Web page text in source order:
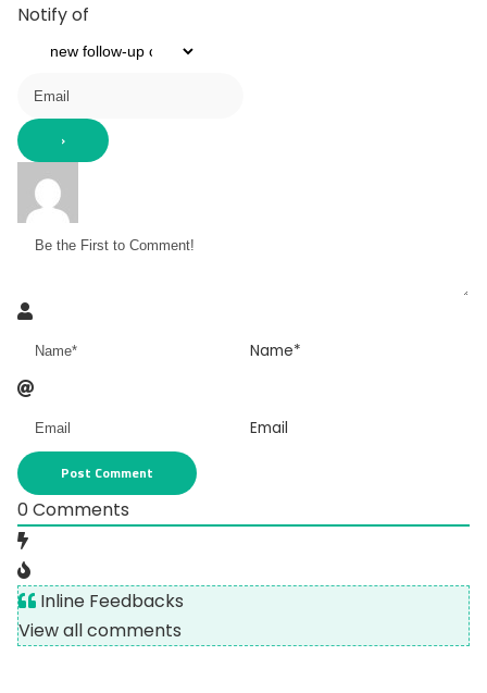
Notify of
Name*
Email
0Comments
Inline Feedbacks
View all comments